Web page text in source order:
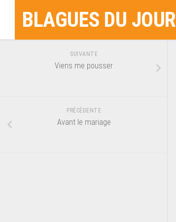
contentBLAGUES DU JOUR
SUIVANTE
Viens me pousser
PRÉCÉDENTE
Avant le mariage